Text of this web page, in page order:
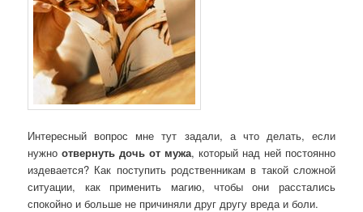
Интересный вопрос мне тут задали, а что делать, если
нужноотвернуть дочь от мужа, который над ней постоянно
издевается? Как поступить родственникам в такой сложной
ситуации, как применить магию, чтобы они расстались
спокойно и больше не причиняли друг другу вреда и боли.